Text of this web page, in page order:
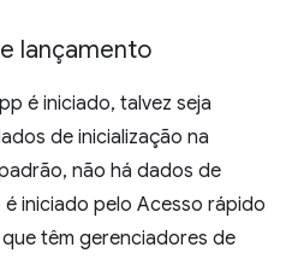
lançamento
é iniciado, talvez seja
de inicialização na
não há dados de
iniciado pelo Acesso rápido
têm gerenciadores de